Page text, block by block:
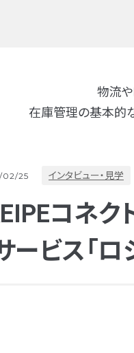
物流や
在庫管理の基本的
02/25 インタビュー・見学
コネ
ービス「ロ